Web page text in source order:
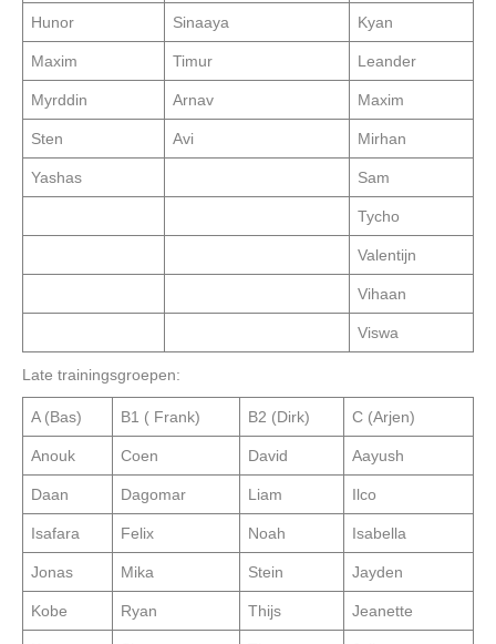
Hunor Sinaaya Kyan
Maxim Timur Leander
Myrddin Arnav Maxim
Sten Avi Mirhan
Yashas Sam
Tycho
Valentijn
Vihaan
Viswa
Late trainingsgroepen:
A (Bas) B1 ( Frank) B2 (Dirk) C (Arjen)
Anouk Coen David Aayush
Daan Dagomar Liam Ilco
Isafara Felix Noah Isabella
Jonas Mika Stein Jayden
Kobe Ryan Thijs Jeanette